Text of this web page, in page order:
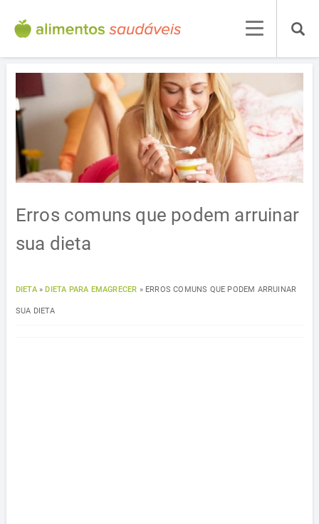
Erros comuns que podem arruinar
sua dieta
DIETA»DIETA PARA EMAGRECER » ERROS COMUNS QUE PODEM ARRUINAR
SUA DIETA